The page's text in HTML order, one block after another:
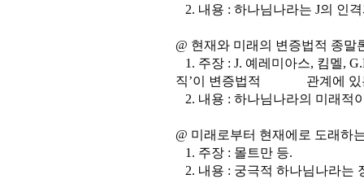
2. 내용 : 하나님나라는 J의 인
@ 현재와 미래의 변증법적 종말
1. 주장 : J. 예레미아스, 킴멜,
직’이 변증법적 관계에 있
2. 내용 : 하나님나라의 미래적
@ 미래로부터 현재에로 도래하
1. 주장 : 몰트만 등.
2. 내용 : 궁극적 하나님나라는